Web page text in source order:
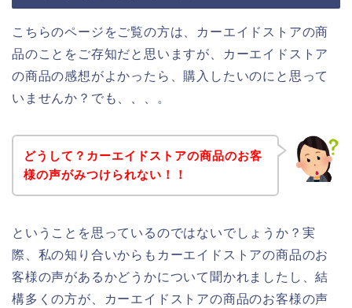
こちらのページをご覧の方は、カーエイドストアの商
品のことをご存知だと思いますが、カーエイドストア
の商品の感想がよかったら、購入したいのにと思って
いませんか？でも、、、。
どうして？カーエイドストアの商品のお客
様の声がみつけられない！！
ということを思っているのではないでしょうか？実
際、私の知り合いからもカーエイドストアの商品のお
客様の声があるかどうかについて聞かれましたし、結
構多くの方が、カーエイドストアの商品のお客様の声